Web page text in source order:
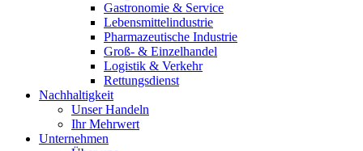
Gastronomie & Service
Lebensmittelindustrie
Pharmazeutische Industrie
Groß- & Einzelhandel
Logistik & Verkehr
Rettungsdienst
Nachhaltigkeit
Unser Handeln
Ihr Mehrwert
Unternehmen